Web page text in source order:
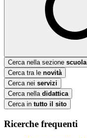
Cerca nella sezione scuola
Cerca tra le novità
Cerca nei servizi
Cerca nella didattica
Cerca in tutto il sito
Ricerche frequenti